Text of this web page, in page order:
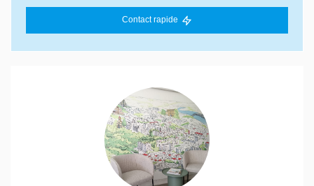
Contact rapide